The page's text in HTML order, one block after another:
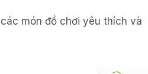
món đồ chơi yêu thích và